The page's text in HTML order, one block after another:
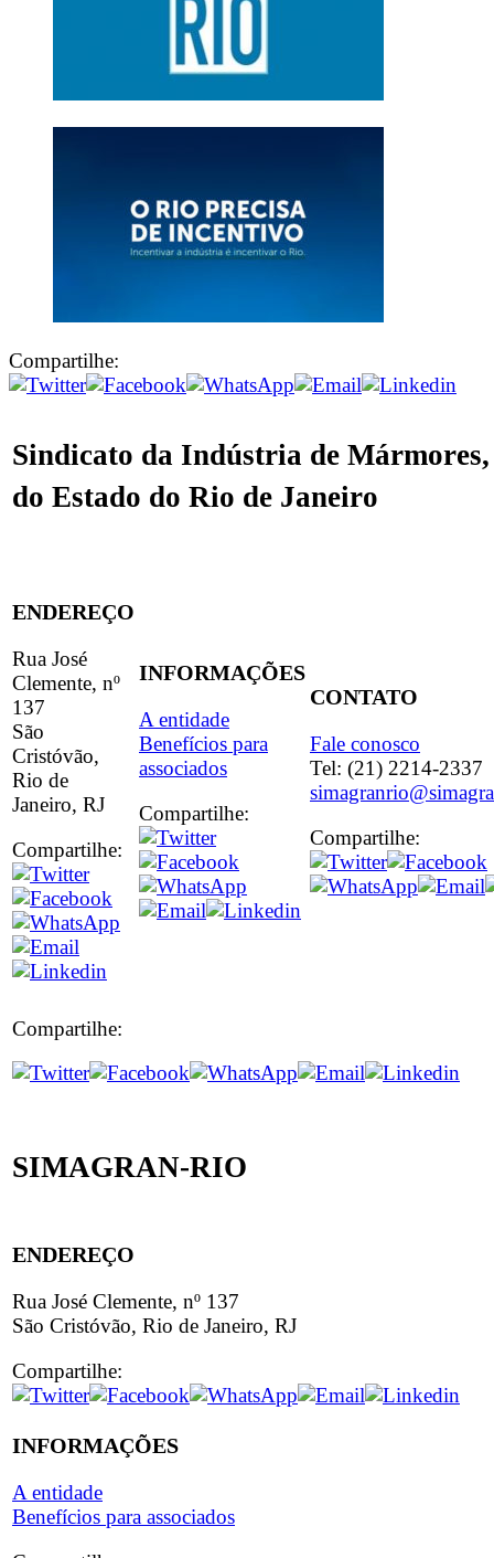
Compartilhe:
Sindicato da Indústria de
do Estado do Rio de Janeiro
ENDEREÇO
Rua José
Clemente, nº
137
São
Cristóvão,
Rio de
Janeiro, RJ
Compartilhe:
INFORMAÇÕES
A entidade
Benefícios para
associados
Compartilhe:
CONTATO
Fale conosco
Tel: (21) 2214-2337
Compartilhe:
Compartilhe:
SIMAGRAN-RIO
ENDEREÇO
Rua José Clemente, nº 137
São Cristóvão, Rio de Janeiro, RJ
Compartilhe:
INFORMAÇÕES
A entidade
Benefícios para associados